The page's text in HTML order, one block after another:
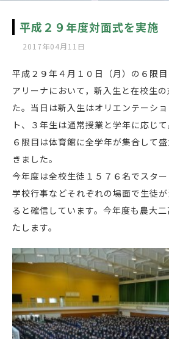
平成２９年度対面式を実施
2017年04月11日
平成２９年４月１０日（月）の６限
アリーナにおいて，新入生と在校生
た。当日は新入生はオリエンテーシ
ト、３年生は通常授業と学年に応じて
６限目は体育館に全学年が集合して
きました。
今年度は全校生徒１５７６名でスター
学校行事などそれぞれの場面で生徒
ると確信しています。今年度も農大
たします。